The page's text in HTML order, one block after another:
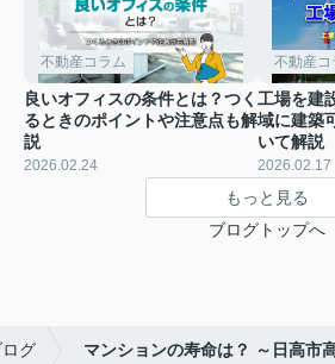
不動産コラム
良いオフィスの条件とは？つく
るときのポイントや注意点も解
説
2026.02.24
不動産コ
工場を建
域に建築
いて解説
2026.02.17
もっと見る
ブログトップへ
グ マンションの寿命は？ ～日高市